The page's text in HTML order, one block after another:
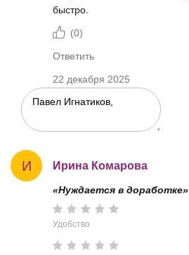
быстро.
(0)
Ответить
22 декабря 2025
И Ирина Комарова
«Нуждается в доработке»
Удобство